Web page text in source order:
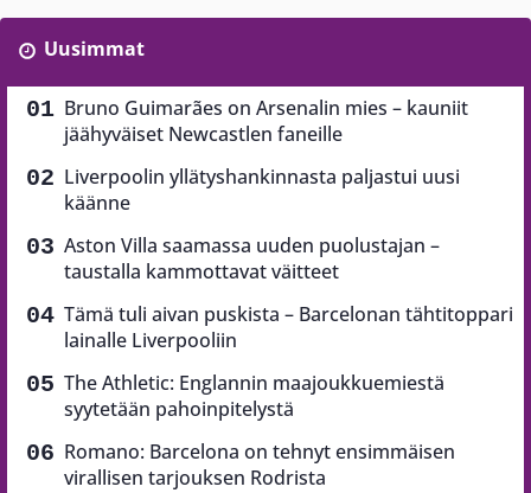
Uusimmat
Bruno Guimarães on Arsenalin mies – kauniit
jäähyväiset Newcastlen faneille
Liverpoolin yllätyshankinnasta paljastui uusi
käänne
Aston Villa saamassa uuden puolustajan –
taustalla kammottavat väitteet
Tämä tuli aivan puskista – Barcelonan tähtitoppari
lainalle Liverpooliin
The Athletic: Englannin maajoukkuemiestä
syytetään pahoinpitelystä
Romano: Barcelona on tehnyt ensimmäisen
virallisen tarjouksen Rodrista